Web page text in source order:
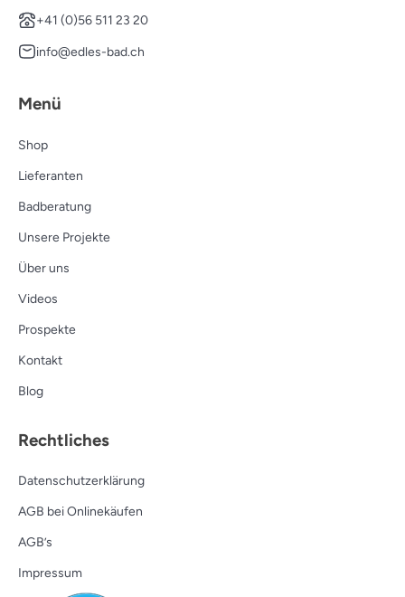
+41 (0)56 511 23 20
info@edles-bad.ch
Menü
Shop
Lieferanten
Badberatung
Unsere Projekte
Über uns
Videos
Prospekte
Kontakt
Blog
Rechtliches
Datenschutzerklärung
AGB bei Onlinekäufen
AGB’s
Impressum